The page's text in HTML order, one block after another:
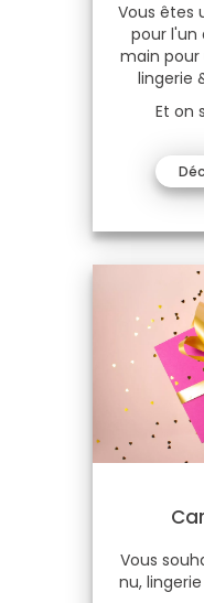
Vous êtes
pour l'un
main
lingerie
Et on
Vous
nu,